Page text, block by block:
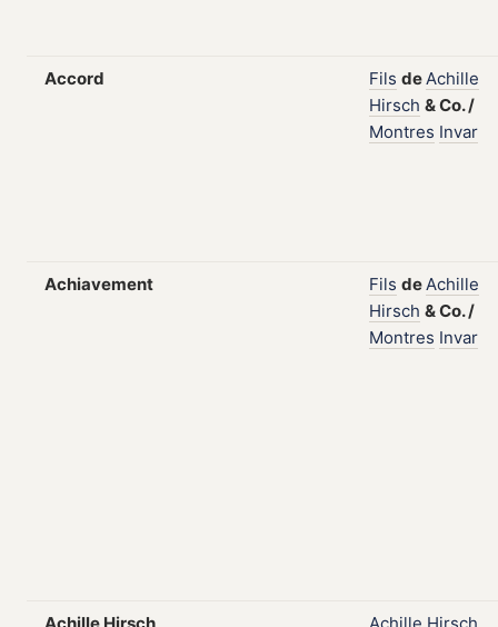
Accord Fils deAchille
Hirsch &Co./
Montres Invar
Achiavement Fils deAchille
Hirsch &Co./
Montres Invar